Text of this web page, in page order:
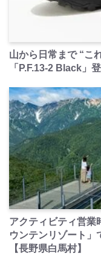
山から日常まで “こ
「P.F.13-2 Black」
アクティビティ営業
ウンテンリゾート」
【長野県白馬村】